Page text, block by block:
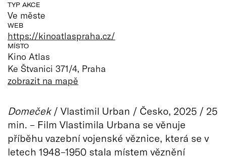
TYP AKCE
Ve měste
WEB
https://kinoatlaspraha.cz/
MÍSTO
Kino Atlas
Ke Štvanici 371/4, Praha
zobrazit na mapě
Domeček/ Vlastimil Urban / Česko, 2025 / 25
min. – Film Vlastimila Urbana se věnuje
příběhu vazební vojenské věznice, která se v
letech 1948–1950 stala místem věznění